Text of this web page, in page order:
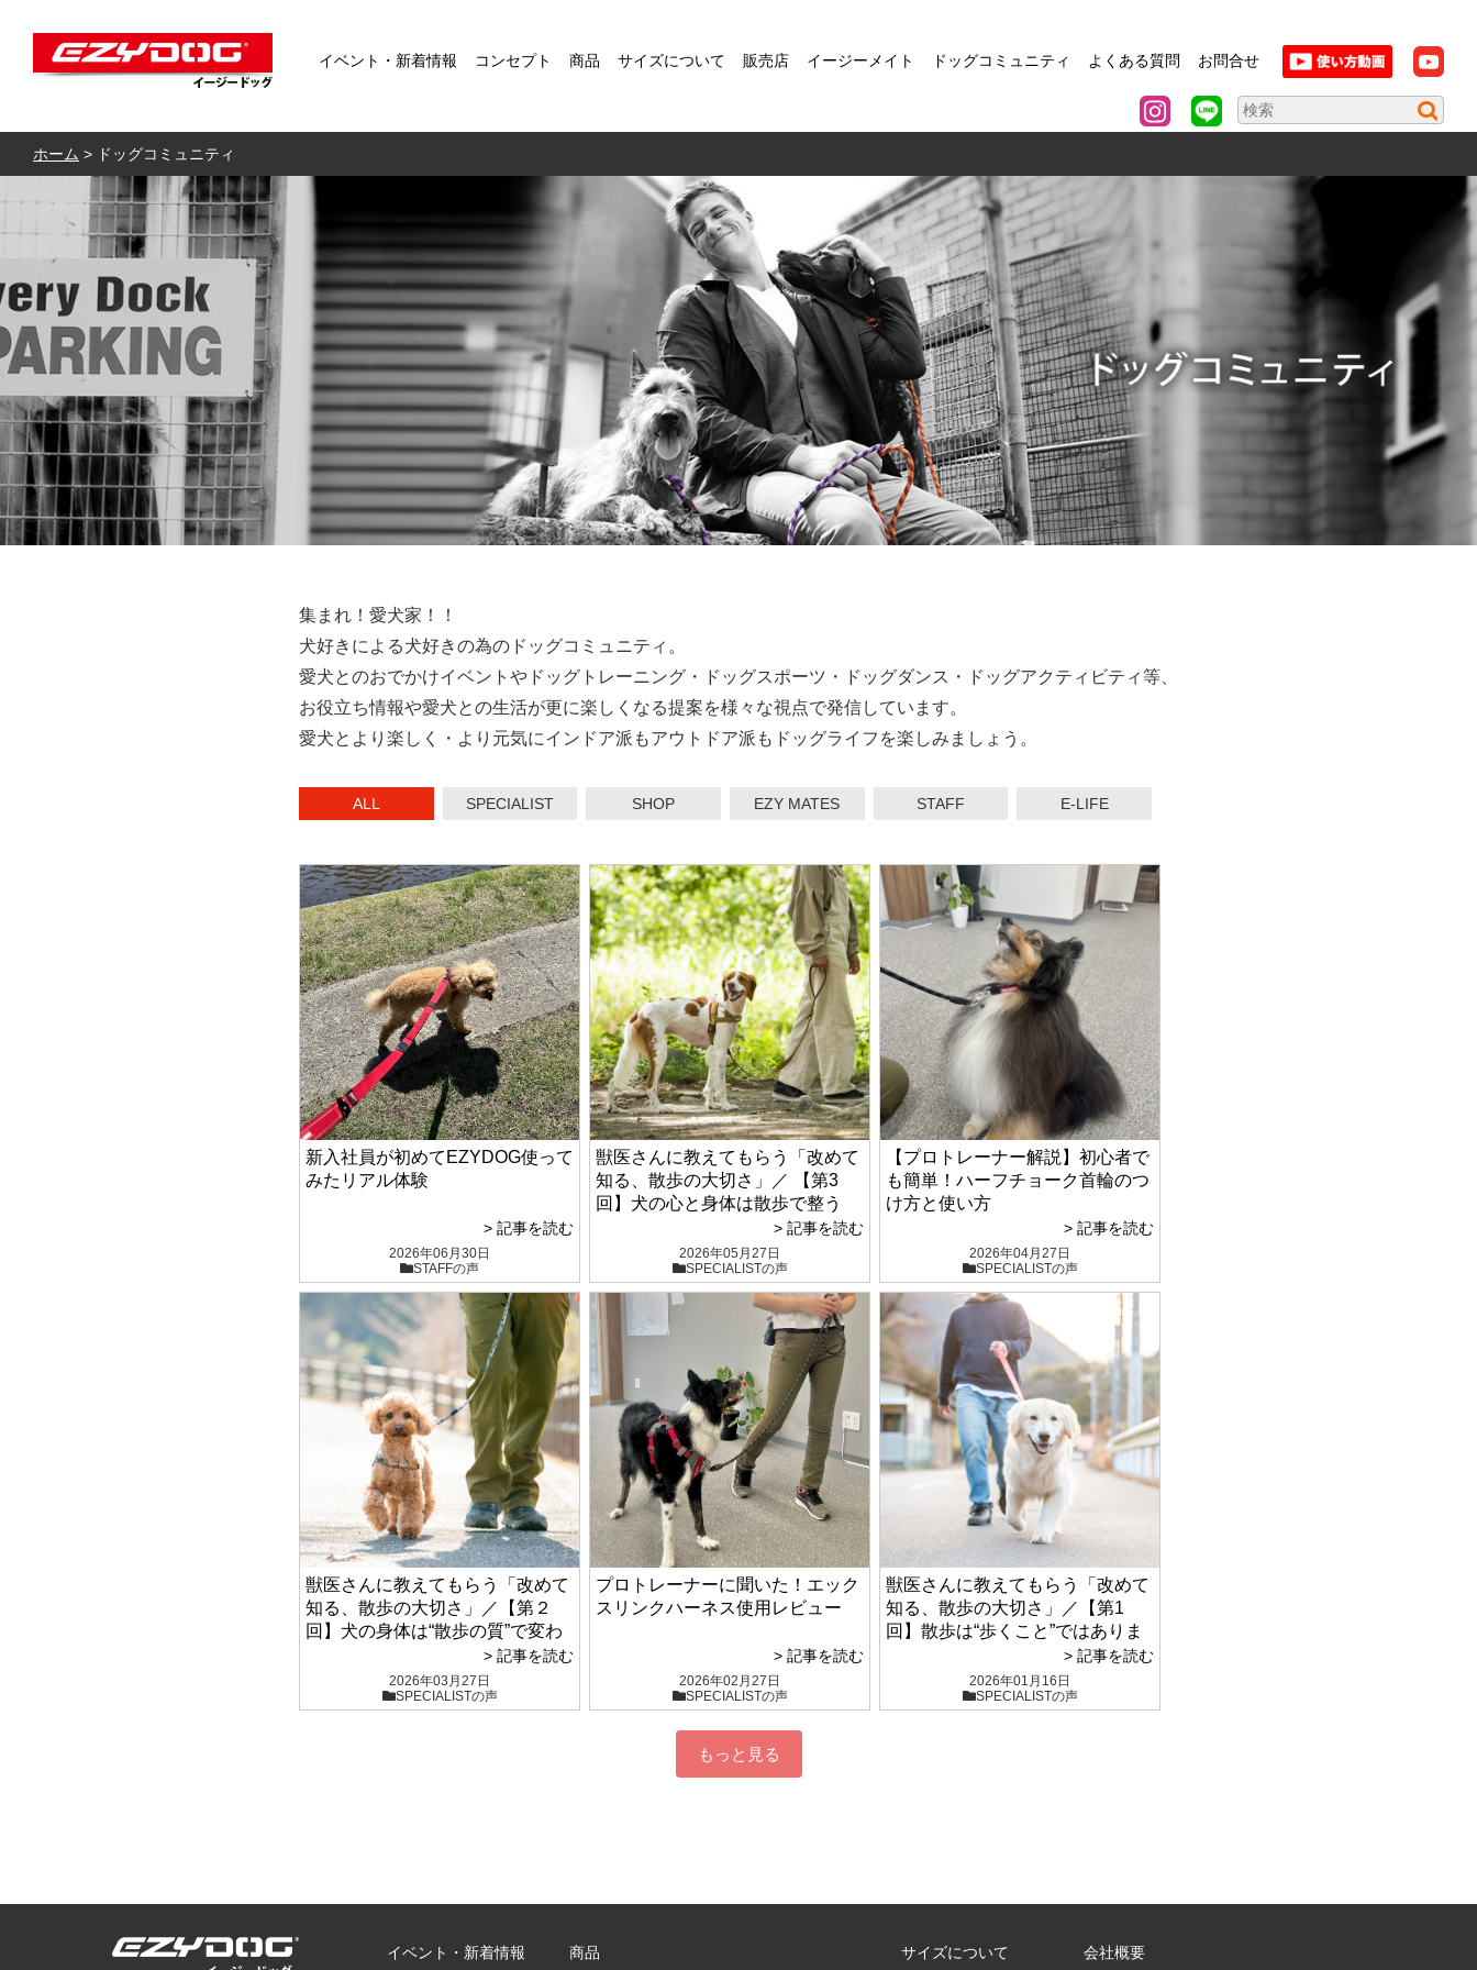
イベント・新着情報 コンセプト 商品 サイズについて 販売店 イージーメイト ドッグコミュニティ よくある質問 お問合せ
ホーム > ドッグコミュニティ
集まれ！愛犬家！！
犬好きによる犬好きの為のドッグコミュニティ。
愛犬とのおでかけイベントやドッグトレーニング・ドッグスポーツ・ドッグダンス・ドッグアクティビティ等、
お役立ち情報や愛犬との生活が更に楽しくなる提案を様々な視点で発信しています。
愛犬とより楽しく・より元気にインドア派もアウトドア派もドッグライフを楽しみましょう。
ALL SPECIALIST SHOP EZY MATES STAFF E-LIFE
新入社員が初めてEZYDOG使って
みたリアル体験
> 記事を読む
2026年06月30日
STAFFの声
獣医さんに教えてもらう「改めて
知る、散歩の大切さ」／ 【第3
回】犬の心と身体は散歩で整う
> 記事を読む
2026年05月27日
SPECIALISTの声
【プロトレーナー解説】初心者で
も簡単！ハーフチョーク首輪のつ
け方と使い方
> 記事を読む
2026年04月27日
SPECIALISTの声
獣医さんに教えてもらう「改めて
知る、散歩の大切さ」／【第２
回】犬の身体は“散歩の質”で変わ
> 記事を読む
2026年03月27日
SPECIALISTの声
プロトレーナーに聞いた！エック
スリンクハーネス使用レビュー
> 記事を読む
2026年02月27日
SPECIALISTの声
獣医さんに教えてもらう「改めて
知る、散歩の大切さ」／【第1
回】散歩は“歩くこと”ではありま
> 記事を読む
2026年01月16日
SPECIALISTの声
もっと見る
イベント・新着情報 商品 サイズについて 会社概要